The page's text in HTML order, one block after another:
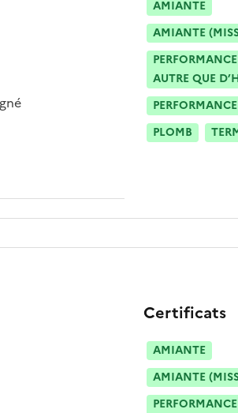
AMIANTE
AMIANTE
AUTRE QUE
PLOMB
Certificats
AMIANTE
AMIANTE